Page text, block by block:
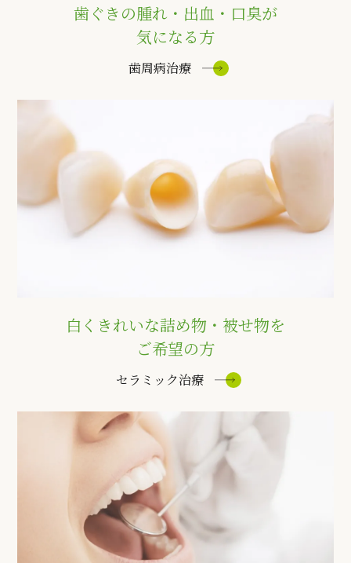
歯ぐきの腫れ・出血・口臭が
気になる方
歯周病治療
白くきれいな詰め物・被せ物を
ご希望の方
セラミック治療